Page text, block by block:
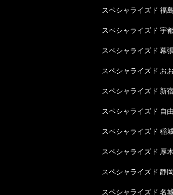
スペシャライズド 福島
スペシャライズド 宇
スペシャライズド 幕
スペシャライズド お
スペシャライズド 新
スペシャライズド 自
スペシャライズド 稲
スペシャライズド 厚木
スペシャライズド 静岡
スペシャライズド 名